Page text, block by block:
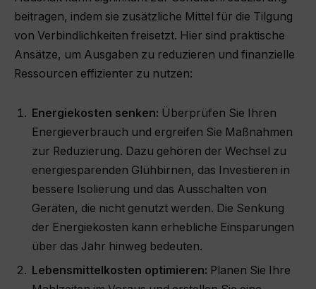
beitragen, indem sie zusätzliche Mittel für die Tilgung
von Verbindlichkeiten freisetzt. Hier sind praktische
Ansätze, um Ausgaben zu reduzieren und finanzielle
Ressourcen effizienter zu nutzen:
Energiekosten senken: Überprüfen Sie Ihren
Energieverbrauch und ergreifen Sie Maßnahmen
zur Reduzierung. Dazu gehören der Wechsel zu
energiesparenden Glühbirnen, das Investieren in
bessere Isolierung und das Ausschalten von
Geräten, die nicht genutzt werden. Die Senkung
der Energiekosten kann erhebliche Einsparungen
über das Jahr hinweg bedeuten.
Lebensmittelkosten optimieren: Planen Sie Ihre